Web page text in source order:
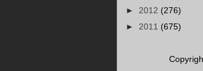
► 2012 (276)
► 2011 (675)